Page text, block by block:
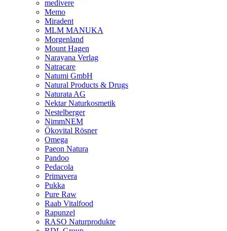
medivere
Memo
Miradent
MLM MANUKA
Morgenland
Mount Hagen
Narayana Verlag
Natracare
Natumi GmbH
Natural Products & Drugs
Naturata AG
Nektar Naturkosmetik
Nestelberger
NimmNEM
Ökovital Rösner
Omega
Paeon Natura
Pandoo
Pedacola
Primavera
Pukka
Pure Raw
Raab Vitalfood
Rapunzel
RASO Naturprodukte